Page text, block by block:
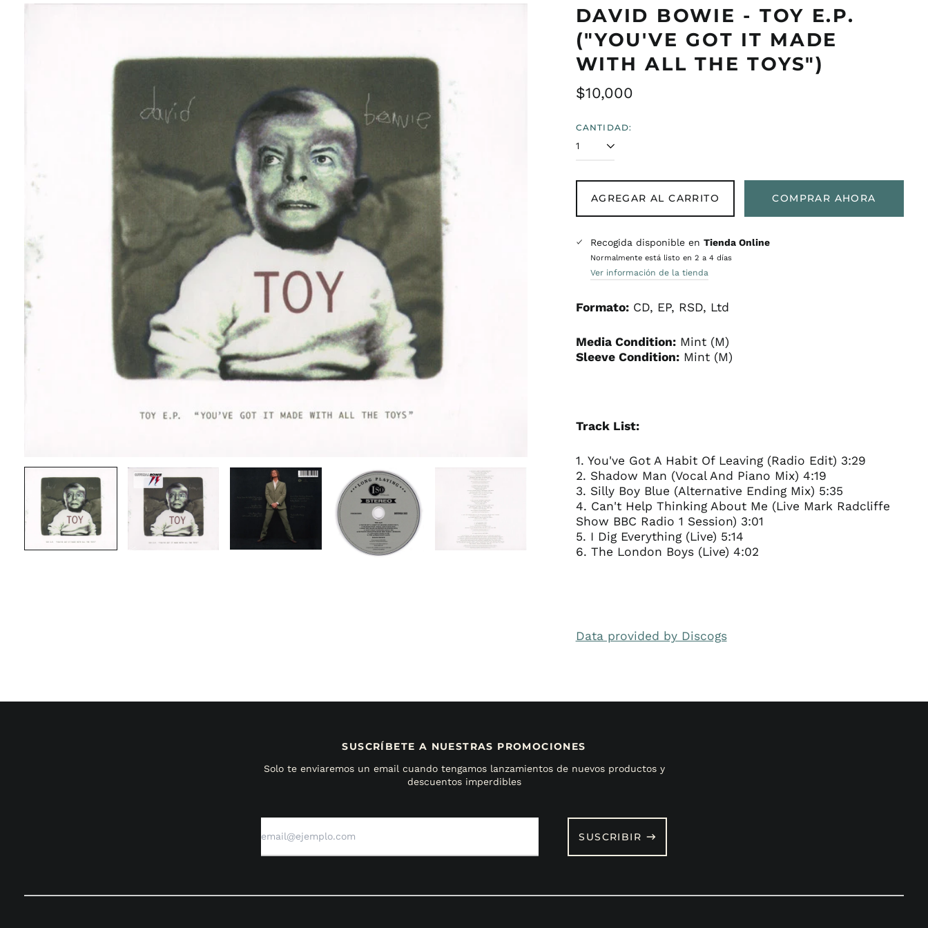
DAVID BOWIE - TOY E.P.
("YOU'VE GOT IT MADE
WITH ALL THE TOYS")
Precio
$10,000
CANTIDAD:
AGREGAR AL CARRITO COMPRAR AHORA
Recogida disponible en Tienda Online
Normalmente está listo en 2 a 4 días
Ver información de la tienda
Formato:CD, EP, RSD, Ltd
Media Condition:Mint (M)
Sleeve Condition:Mint (M)
Track List:
1. You've Got A Habit Of Leaving (Radio Edit) 3:29
2. Shadow Man (Vocal And Piano Mix) 4:19
3. Silly Boy Blue (Alternative Ending Mix) 5:35
4. Can't Help Thinking About Me (Live Mark Radcliffe
Show BBC Radio 1 Session) 3:01
5. I Dig Everything (Live) 5:14
6. The London Boys (Live) 4:02
Data provided by Discogs
SUSCRÍBETE A NUESTRAS PROMOCIONES
Solo te enviaremos un email cuando tengamos lanzamientos de nuevos productos y
descuentos imperdibles
SUSCRIBIR